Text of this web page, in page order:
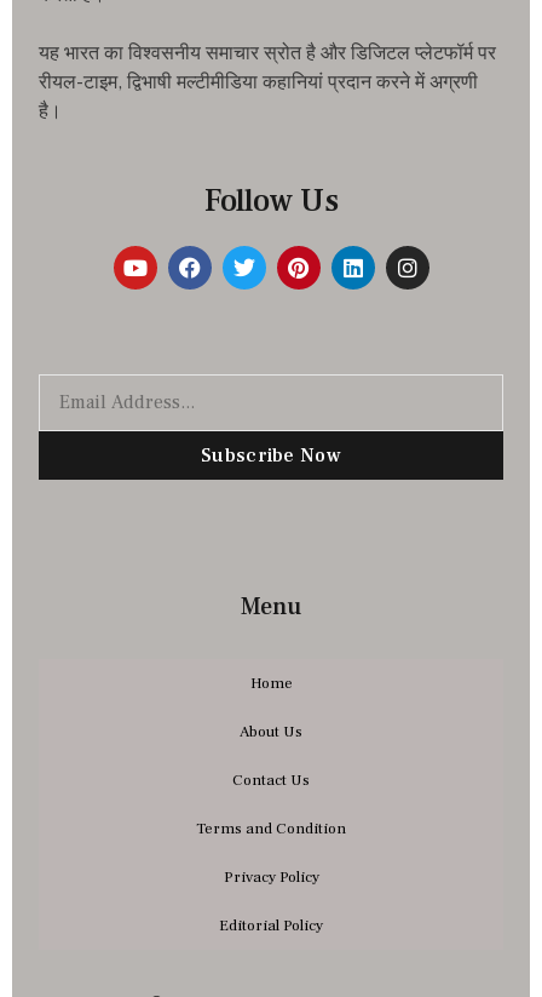
यह भारत का विश्वसनीय समाचार स्रोत है और डिजिटल प्लेटफॉर्म पर
रीयल-टाइम, द्विभाषी मल्टीमीडिया कहानियां प्रदान करने में अग्रणी
है।
Follow Us
Subscribe Now
Menu
Home
About Us
Contact Us
Terms and Condition
Privacy Policy
Editorial Policy